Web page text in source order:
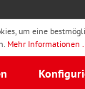
um eine
Mehr Informationen